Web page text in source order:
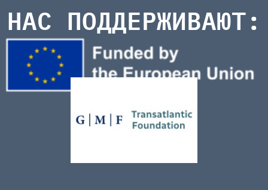
НАС ПОДДЕРЖИВАЮТ: